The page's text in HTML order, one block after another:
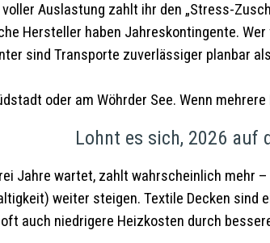
voller Auslastung zahlt ihr den „Stress-
Hersteller haben Jahreskontingente.
sind Transporte zuverlässiger planbar
oder am Wöhrder See. Wenn
Lohnt es sich, 2026 auf
Jahre wartet, zahlt wahrscheinlich mehr
weiter steigen. Textile Decken
auch niedrigere Heizkosten durch